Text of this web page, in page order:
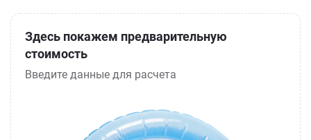
Здесь покажем предварительную
стоимость
Введите данные для расчета